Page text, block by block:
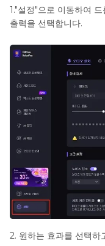
1."설정"으로 이동하여
출력을 선택합니다.
2. 원하는 효과를 선택하